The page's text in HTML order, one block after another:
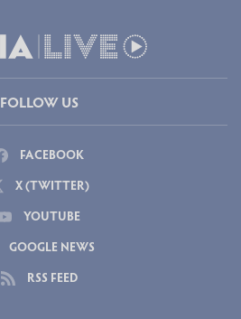
FOLLOW US
FACEBOOK
X (TWITTER)
YOUTUBE
GOOGLE NEWS
RSS FEED